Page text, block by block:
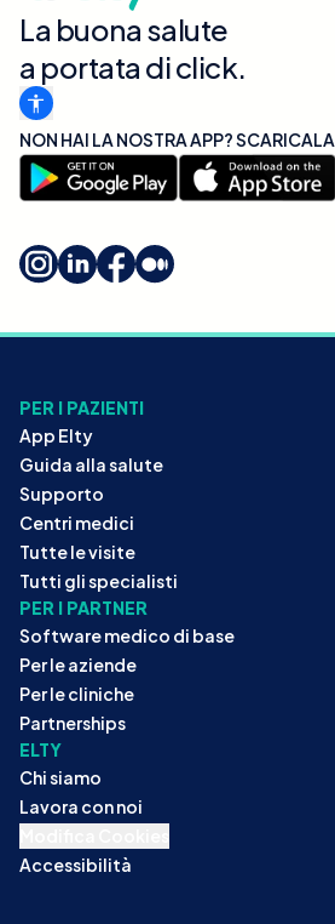
La buona salute
a portata di click.
NON HAI LA NOSTRA APP? SCARICALA
PER I PAZIENTI
App Elty
Guida alla salute
Supporto
Centri medici
Tutte le visite
Tutti gli specialisti
PER I PARTNER
Software medico di base
Per le aziende
Per le cliniche
Partnerships
ELTY
Chi siamo
Lavora con noi
Accessibilità